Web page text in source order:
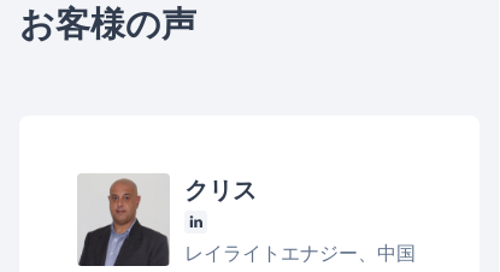
お客様の声
クリス
レイライトエナジー、中国